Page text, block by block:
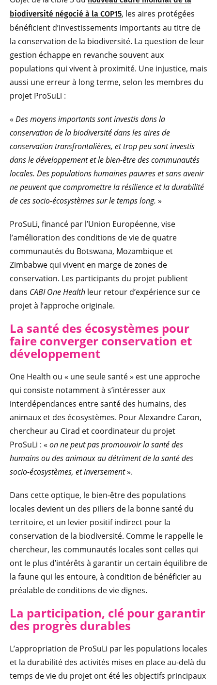
biodiversité négocié à la COP15, les aires protégées
bénéficient d’investissements importants au titre de
la conservation de la biodiversité. La question de leur
gestion échappe en revanche souvent aux
populations qui vivent à proximité. Une injustice, mais
aussi une erreur à long terme, selon les membres du
projet ProSuLi :
« Des moyens importants sont investis dans la
conservation de la biodiversité dans les aires de
conservation transfrontalières, et trop peu sont investis
dans le développement et le bien-être des communautés
locales. Des populations humaines pauvres et sans avenir
ne peuvent que compromettre la résilience et la durabilité
de ces socio-écosystèmes sur le temps long. »
ProSuLi, financé par l’Union Européenne, vise
l’amélioration des conditions de vie de quatre
communautés du Botswana, Mozambique et
Zimbabwe qui vivent en marge de zones de
conservation. Les participants du projet publient
dans CABI One Health leur retour d’expérience sur ce
projet à l’approche originale.
La santé des écosystèmes pour
faire converger conservation et
développement
One Health ou « une seule santé » est une approche
qui consiste notamment à s’intéresser aux
interdépendances entre santé des humains, des
animaux et des écosystèmes. Pour Alexandre Caron,
chercheur au Cirad et coordinateur du projet
ProSuLi : « on ne peut pas promouvoir la santé des
humains ou des animaux au détriment de la santé des
socio-écosystèmes, et inversement».
Dans cette optique, le bien-être des populations
locales devient un des piliers de la bonne santé du
territoire, et un levier positif indirect pour la
conservation de la biodiversité. Comme le rappelle le
chercheur, les communautés locales sont celles qui
ont le plus d’intérêts à garantir un certain équilibre de
la faune qui les entoure, à condition de bénéficier au
préalable de conditions de vie dignes.
La participation, clé pour garantir
des progrès durables
L’appropriation de ProSuLi par les populations locales
et la durabilité des activités mises en place au-delà du
temps de vie du projet ont été les objectifs principaux